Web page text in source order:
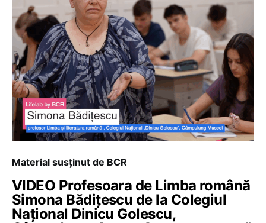
Material susținut de BCR
VIDEO Profesoara de Limba română
Simona Bădițescu de la Colegiul
Național Dinicu Golescu,